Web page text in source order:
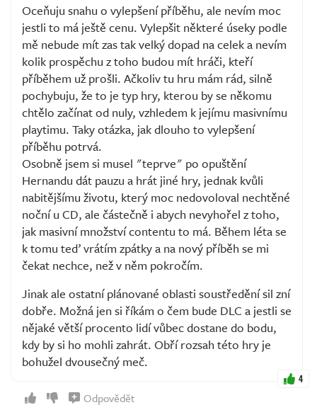
Oceňuju snahu o vylepšení příběhu, ale nevím moc
jestli to má ještě cenu. Vylepšit některé úseky podle
mě nebude mít zas tak velký dopad na celek a nevím
kolik prospěchu z toho budou mít hráči, kteří
příběhem už prošli. Ačkoliv tu hru mám rád, silně
pochybuju, že to je typ hry, kterou by se někomu
chtělo začínat od nuly, vzhledem k jejímu masivnímu
playtimu. Taky otázka, jak dlouho to vylepšení
příběhu potrvá.
Osobně jsem si musel "teprve" po opuštění
Hernandu dát pauzu a hrát jiné hry, jednak kvůli
nabitějšímu životu, který moc nedovoloval nechtěné
noční u CD, ale částečně i abych nevyhořel z toho,
jak masivní množství contentu to má. Během léta se
k tomu teď vrátím zpátky a na nový příběh se mi
čekat nechce, než v něm pokročím.
Jinak ale ostatní plánované oblasti soustředění sil zní
dobře. Možná jen si říkám o čem bude DLC a jestli se
nějaké větší procento lidí vůbec dostane do bodu,
kdy by si ho mohli zahrát. Obří rozsah této hry je
bohužel dvousečný meč.
4
Odpovědět